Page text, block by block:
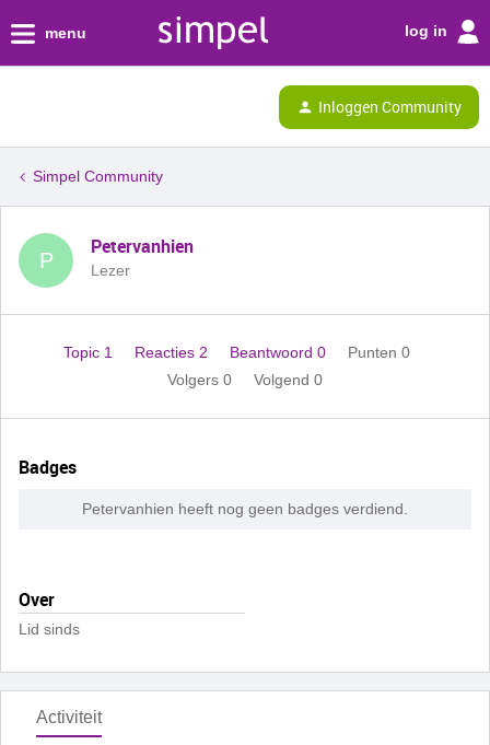
menu log in
Inloggen Community
Simpel Community
P
Petervanhien
Lezer
Topic 1 Reacties 2 Beantwoord 0
Punten 0
Volgers 0 Volgend 0
Badges
Petervanhien heeft nog geen badges verdiend.
Over
Lid sinds
Activiteit